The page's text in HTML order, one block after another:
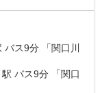
バス9分 「関口川
駅 バス9分 「関口